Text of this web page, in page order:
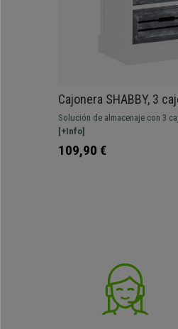
Cajonera SHABBY, 3
61x40x30 cm, en
y Gris
Solución de almacenaje con 3
un toque rústico o vintage a tu
[+Info]
109,90 €